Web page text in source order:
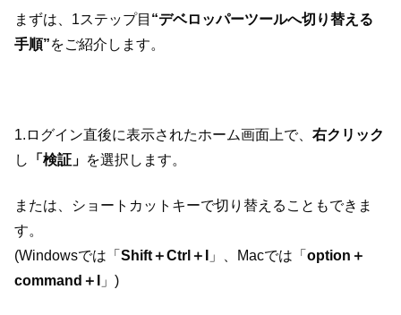
まずは、1ステップ目 “デベロッパーツールへ切り替える
手順”をご紹介します。
1.ログイン直後に表示されたホーム画面上で、 右クリック
し
「検証」 を選択します。
または、ショートカットキーで切り替えることもできま
す。
(Windowsでは「 Shift＋Ctrl＋I 」、Macでは「 option＋
command＋I
」)